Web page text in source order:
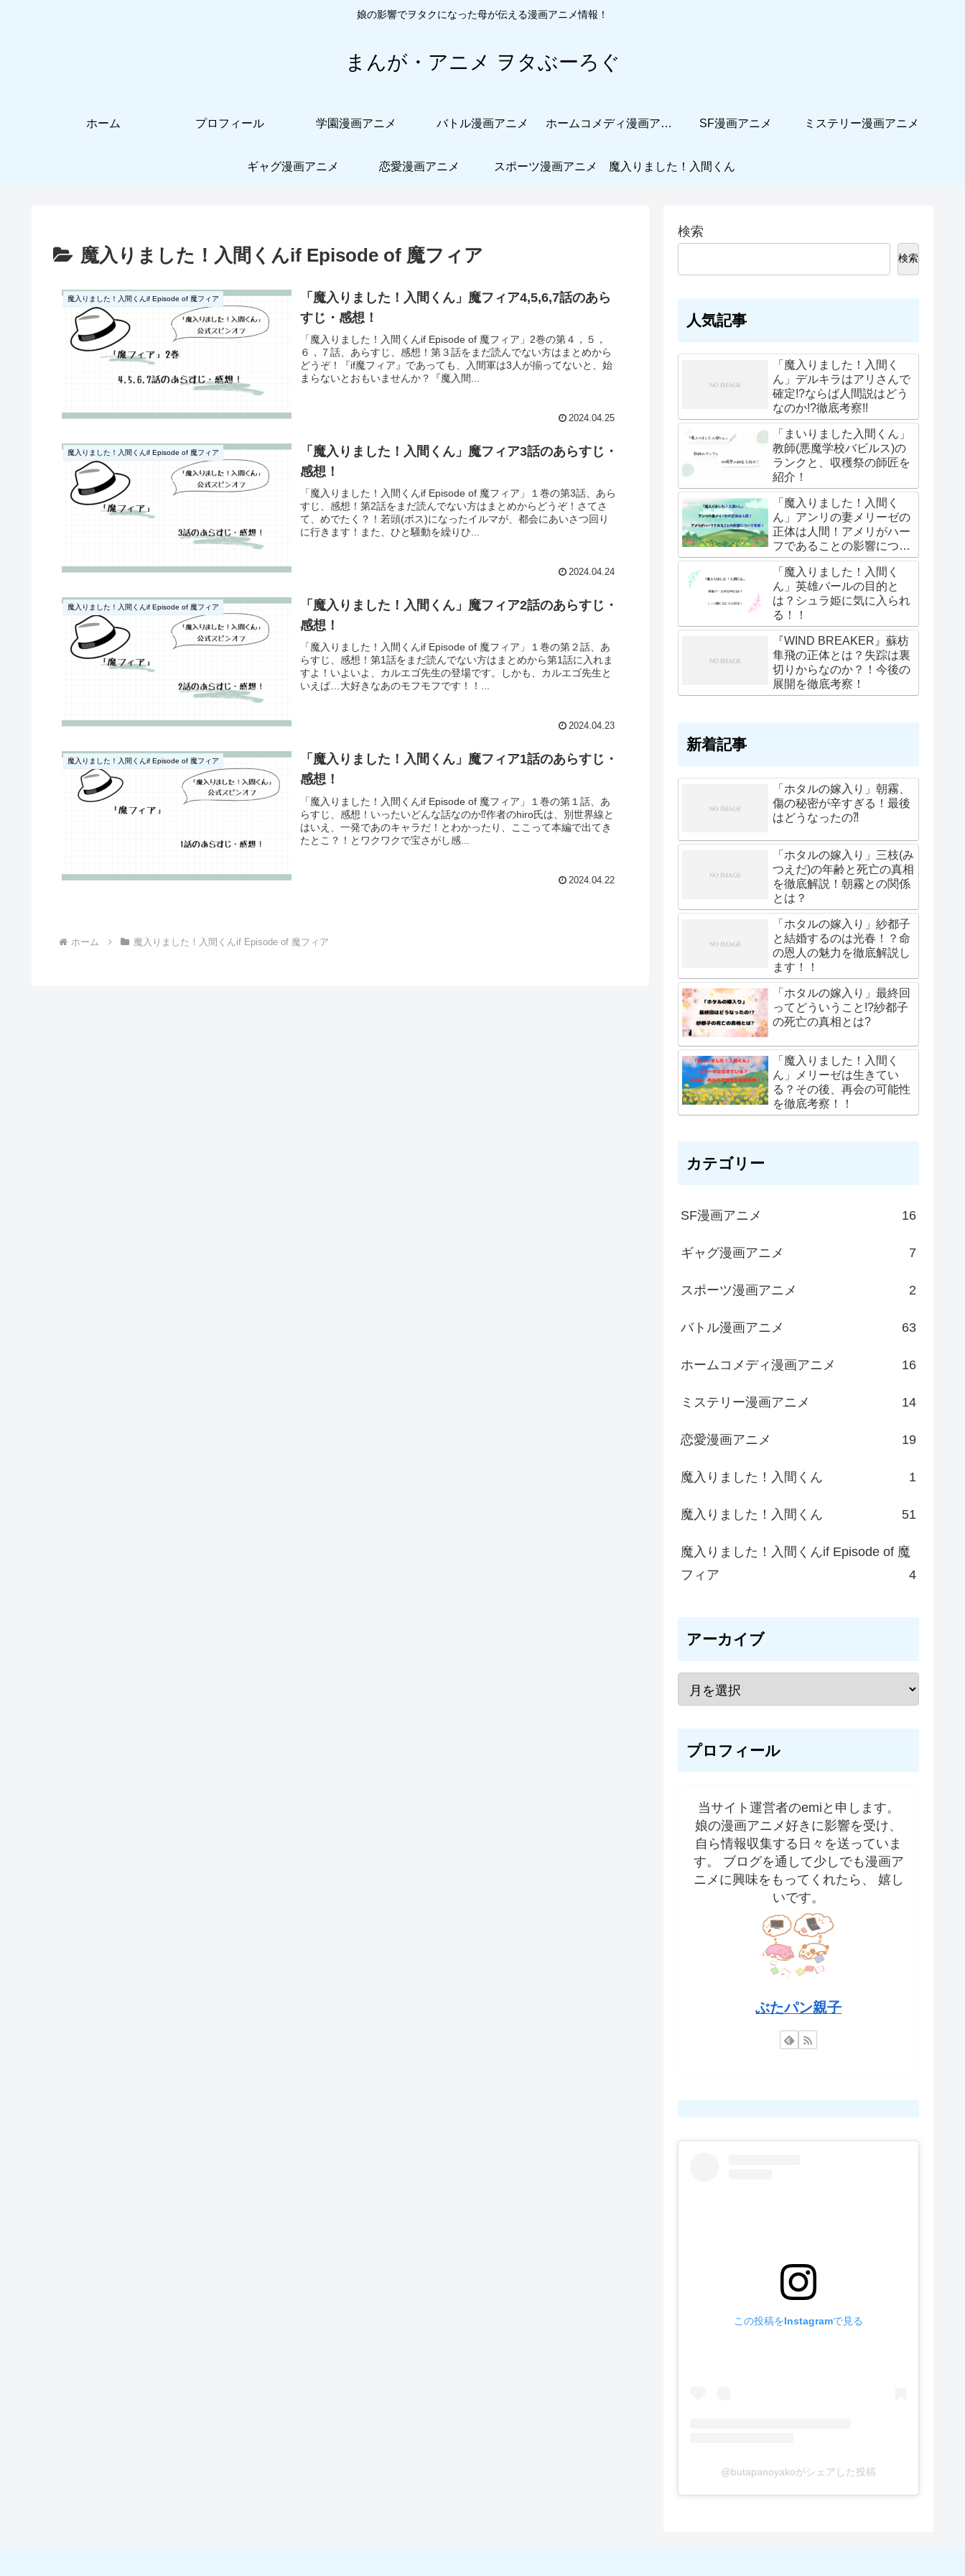
娘の影響でヲタクになった母が伝える漫画アニメ情報！
まんが・アニメ ヲタぶーろぐ
ホーム プロフィール 学園漫画アニメ バトル漫画アニメ ホームコメディ漫画アニメ SF漫画アニメ ミステリー漫画アニメ
ギャグ漫画アニメ 恋愛漫画アニメ スポーツ漫画アニメ 魔入りました！入間くん
魔入りました！入間くんif Episode of 魔フィア
魔入りました！入間くんif Episode of 魔フィア
「魔入りました！入間くん」魔フィア4,5,6,7話のあら
すじ・感想！
「魔入りました！入間くんif Episode of 魔フィア」2巻の第４，５，
６，７話、あらすじ、感想！第３話をまだ読んでない方はまとめから
どうぞ！『if魔フィア』であっても、入間軍は3人が揃ってないと、始
まらないとおもいませんか？『魔入間...
2024.04.25
魔入りました！入間くんif Episode of 魔フィア
「魔入りました！入間くん」魔フィア3話のあらすじ・
感想！
「魔入りました！入間くんif Episode of 魔フィア」１巻の第3話、あら
すじ、感想！第2話をまだ読んでない方はまとめからどうぞ！さてさ
て、めでたく？！若頭(ボス)になったイルマが、都会にあいさつ回り
に行きます！また、ひと騒動を繰りひ...
2024.04.24
魔入りました！入間くんif Episode of 魔フィア
「魔入りました！入間くん」魔フィア2話のあらすじ・
感想！
「魔入りました！入間くんif Episode of 魔フィア」１巻の第２話、あ
らすじ、感想！第1話をまだ読んでない方はまとめから第1話に入れま
すよ！いよいよ、カルエゴ先生の登場です。しかも、カルエゴ先生と
いえば…大好きなあのモフモフです！！...
2024.04.23
魔入りました！入間くんif Episode of 魔フィア
「魔入りました！入間くん」魔フィア1話のあらすじ・
感想！
「魔入りました！入間くんif Episode of 魔フィア」１巻の第１話、あ
らすじ、感想！いったいどんな話なのか⁉作者のhiro氏は、別世界線と
はいえ、一発であのキャラだ！とわかったり、ここって本編で出てき
たとこ？！とワクワクで宝さがし感...
2024.04.22
ホーム 魔入りました！入間くんif Episode of 魔フィア
検索
検索
人気記事
「魔入りました！入間く
ん」デルキラはアリさんで
確定!?ならば人間説はどう
なのか!?徹底考察!!
「まいりました入間くん」
教師(悪魔学校バビルス)の
ランクと、収穫祭の師匠を
紹介！
「魔入りました！入間く
ん」アンリの妻メリーゼの
正体は人間！アメリがハー
フであることの影響につい
て考察！
「魔入りました！入間く
ん」英雄バールの目的と
は？シュラ姫に気に入られ
る！！
『WIND BREAKER』蘇枋
隼飛の正体とは？失踪は裏
切りからなのか？！今後の
展開を徹底考察！
新着記事
「ホタルの嫁入り」朝霧、
傷の秘密が辛すぎる！最後
はどうなったの⁈
「ホタルの嫁入り」三枝(み
つえだ)の年齢と死亡の真相
を徹底解説！朝霧との関係
とは？
「ホタルの嫁入り」紗都子
と結婚するのは光春！？命
の恩人の魅力を徹底解説し
ます！！
「ホタルの嫁入り」最終回
ってどういうこと!?紗都子
の死亡の真相とは?
「魔入りました！入間く
ん」メリーゼは生きてい
る？その後、再会の可能性
を徹底考察！！
カテゴリー
SF漫画アニメ 16
ギャグ漫画アニメ 7
スポーツ漫画アニメ 2
バトル漫画アニメ 63
ホームコメディ漫画アニメ 16
ミステリー漫画アニメ 14
恋愛漫画アニメ 19
魔入りました！入間くん 1
魔入りました！入間くん 51
魔入りました！入間くんif Episode of 魔
フィア
4
アーカイブ
プロフィール
当サイト運営者のemiと申します。
娘の漫画アニメ好きに影響を受け、
自ら情報収集する日々を送っていま
す。 ブログを通して少しでも漫画ア
ニメに興味をもってくれたら、 嬉し
いです。
ぶたパン親子
この投稿をInstagramで見る
@butapanoyakoがシェアした投稿